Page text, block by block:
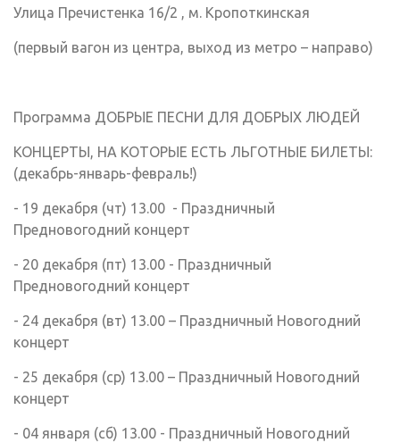
Улица Пречистенка 16/2 , м. Кропоткинская
(первый вагон из центра, выход из метро – направо)
Программа ДОБРЫЕ ПЕСНИ ДЛЯ ДОБРЫХ ЛЮДЕЙ
КОНЦЕРТЫ, НА КОТОРЫЕ ЕСТЬ ЛЬГОТНЫЕ БИЛЕТЫ:
(декабрь-январь-февраль!)
- 19 декабря (чт) 13.00 - Праздничный
Предновогодний концерт
- 20 декабря (пт) 13.00 - Праздничный
Предновогодний концерт
- 24 декабря (вт) 13.00 – Праздничный Новогодний
концерт
- 25 декабря (ср) 13.00 – Праздничный Новогодний
концерт
- 04 января (сб) 13.00 - Праздничный Новогодний